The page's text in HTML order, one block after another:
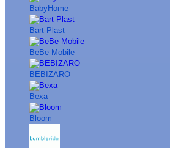
BabyHome
Bart-Plast
BeBe-Mobile
BEBIZARO
Bexa
Bloom